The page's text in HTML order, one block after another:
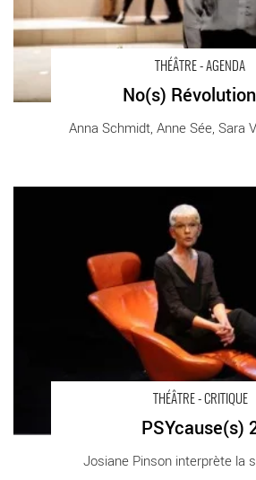
THÉÂTRE - AGENDA
No(s)
THÉÂTRE - CRITIQUE
PSYcause(s)
Josiane Pinson interprète la